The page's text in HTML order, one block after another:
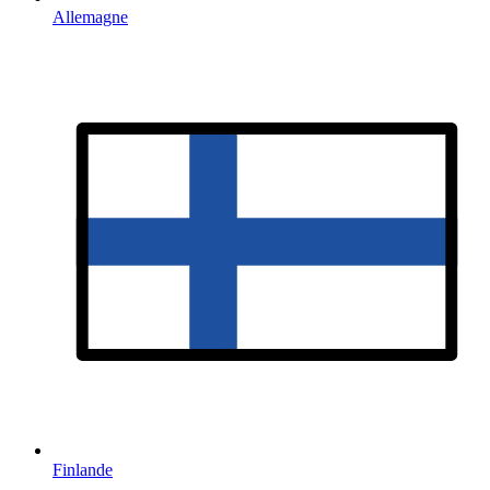
Allemagne
Finlande